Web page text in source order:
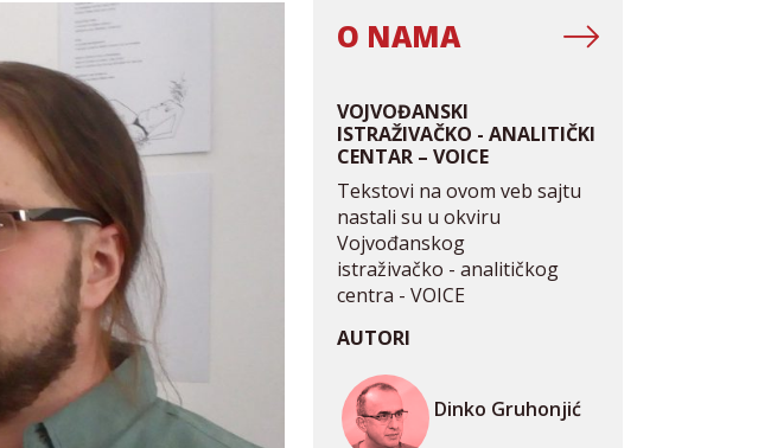
O NAMA
VOJVOĐANSKI
ISTRAŽIVAČKO - ANALITIČKI
CENTAR – VOICE
Tekstovi na ovom veb sajtu
nastali su u okviru
Vojvođanskog
istraživačko - analitičkog
centra - VOICE
AUTORI
Dinko Gruhonjić